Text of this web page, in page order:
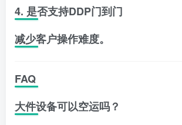
4. 是否支持DDP门到门
减少客户操作难度。
FAQ
大件设备可以空运吗？